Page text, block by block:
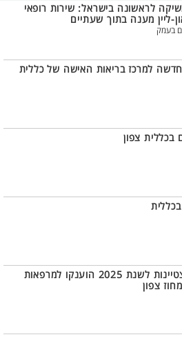
לראשונה בישראל: שירות רופאי
ליין מענה בתוך שעתיים
בעמק
למרכז בריאות האישה של כללית
בכללית צפון
בכללית
פרסי הצטיינות לשנת 2025 הוענקו למרפאות
צפון